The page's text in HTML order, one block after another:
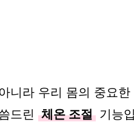
니라 우리 몸의 중요
드린 체온 조절 기능